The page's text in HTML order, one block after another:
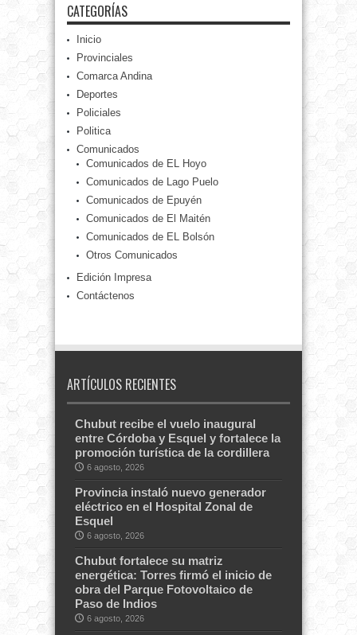
CATEGORÍAS
Inicio
Provinciales
Comarca Andina
Deportes
Policiales
Politica
Comunicados
Comunicados de EL Hoyo
Comunicados de Lago Puelo
Comunicados de Epuyén
Comunicados de El Maitén
Comunicados de EL Bolsón
Otros Comunicados
Edición Impresa
Contáctenos
ARTÍCULOS RECIENTES
Chubut recibe el vuelo inaugural
entre Córdoba y Esquel y fortalece la
promoción turística de la cordillera
6 agosto, 2026
Provincia instaló nuevo generador
eléctrico en el Hospital Zonal de
Esquel
6 agosto, 2026
Chubut fortalece su matriz
energética: Torres firmó el inicio de
obra del Parque Fotovoltaico de
Paso de Indios
6 agosto, 2026